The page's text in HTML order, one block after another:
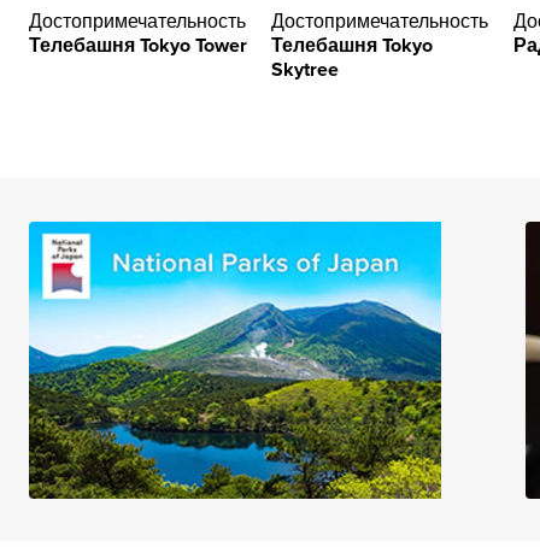
Достопримечательность
Телебашня Tokyo Tower
Достопримечательность
Телебашня Tokyo
Skytree